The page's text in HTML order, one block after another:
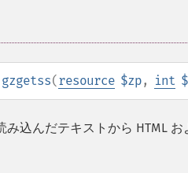
gzgetss(resource $zp, int
み込んだテキストから HTML